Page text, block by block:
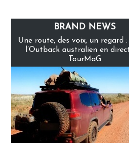
BRAND NEWS
Une route, des voix, un regard :
l’Outback australien en
TourMaG